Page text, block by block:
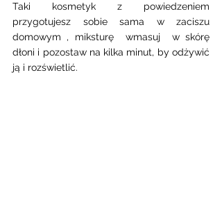
Taki kosmetyk z powiedzeniem
przygotujesz sobie sama w zaciszu
domowym , miksturę  wmasuj  w skórę
dłoni i pozostaw na kilka minut, by odżywić
ją i rozświetlić.